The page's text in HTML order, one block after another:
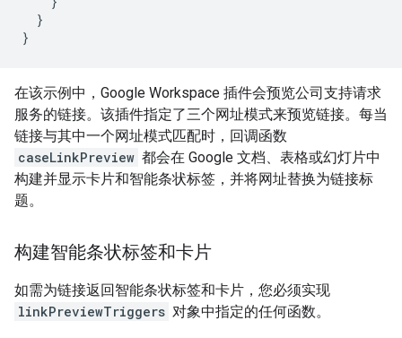
}
}
在该示例中，Google Workspace 插件会预览公司支持请求
服务的链接。该插件指定了三个网址模式来预览链接。每当
链接与其中一个网址模式匹配时，回调函数
caseLinkPreview 都会在 Google 文档、表格或幻灯片中
构建并显示卡片和智能条状标签，并将网址替换为链接标
题。
构建智能条状标签和卡片
如需为链接返回智能条状标签和卡片，您必须实现
linkPreviewTriggers 对象中指定的任何函数。